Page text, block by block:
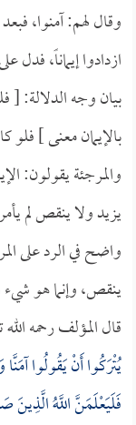
وقال لهم: آمنوا،
ازدادوا إيماناً، فدل
بيان وجه الدلالة: [
بالإيمان معنى ] فلو
والمرجئة يقولون:
يزيد ولا ينقص لم
واضح في الرد على
ينقص، وإنما هو
قال المؤلف رحمه
يُتْرَكُوا أَنْ يَقُولُوا
فَلَيَعْلَمَنَّ اللَّهُ الَّذِينَ